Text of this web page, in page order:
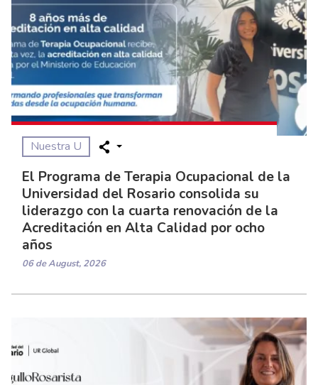
Nuestra U
El Programa de Terapia Ocupacional de la
Universidad del Rosario consolida su
liderazgo con la cuarta renovación de la
Acreditación en Alta Calidad por ocho
años
06 de August, 2026